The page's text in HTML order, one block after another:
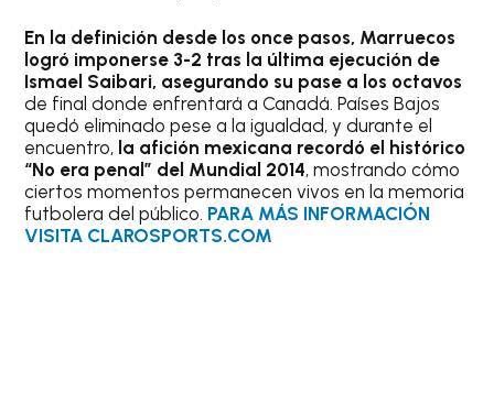
En la definición desde los once pasos, Marruecos
logró imponerse 3-2 tras la última ejecución de
Ismael Saibari, asegurando su pase a los octavos
de final donde enfrentará a Canadá. Países Bajos
quedó eliminado pese a la igualdad, y durante el
encuentro, la afición mexicana recordó el histórico
“No era penal” del Mundial 2014, mostrando cómo
ciertos momentos permanecen vivos en la memoria
futbolera del público. PARA MÁS INFORMACIÓN
VISITA CLAROSPORTS.COM